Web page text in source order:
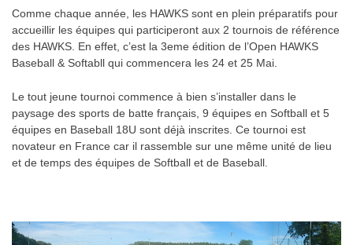
Comme chaque année, les HAWKS sont en plein préparatifs pour
accueillir les équipes qui participeront aux 2 tournois de référence
des HAWKS. En effet, c’est la 3eme édition de l’Open HAWKS
Baseball & Softabll qui commencera les 24 et 25 Mai.
Le tout jeune tournoi commence à bien s’installer dans le
paysage des sports de batte français, 9 équipes en Softball et 5
équipes en Baseball 18U sont déjà inscrites. Ce tournoi est
novateur en France car il rassemble sur une même unité de lieu
et de temps des équipes de Softball et de Baseball.